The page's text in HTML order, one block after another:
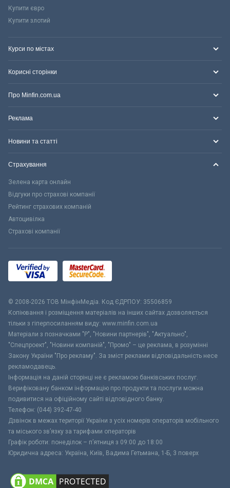
Купити євро
Купити злотий
Курси по містах
Корисні сторінки
Про Minfin.com.ua
Реклама
Новини та статті
Страхування
Зелена карта онлайн
Відгуки про страхові компанії
Рейтинг страхових компаній
Автоцивілка
Страхові компанії
© 2008-2026 ТОВ МiнфiнМедiа. Код ЄДРПОУ: 35506859
Копіювання і розміщення матеріалів на інших сайтах дозволяється
тільки з гіперпосиланням виду: www.minfin.com.ua
Матеріали з позначками "Р", "Новини партнерів", "Актуально",
"Спецпроект", "Новини компаній", "Промо" – це реклама, в розумінні
Закону України "Про рекламу". За зміст реклами відповідальність несе
рекламодавець.
Інформація на даній сторінці не є рекламою банківських послуг.
Верифіковану банком інформацію про продукти та послуги можна
подивитися на офіційному сайті відповідного банку.
Телефон: (044) 392-47-40
Дзвінок в межах території України з усіх номерів операторів мобільного
та міського зв’язку за тарифами операторів
Графік роботи: понеділок – п’ятниця з 09:00 до 18:00
Юридична адреса: Україна, Київ, Вадима Гетьмана, 1-Б, 3 поверх